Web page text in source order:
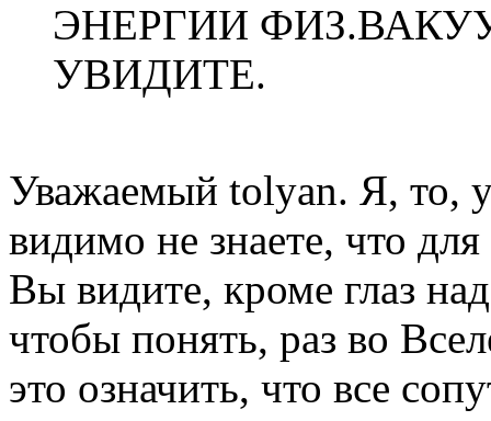
ЭНЕРГИИ
УВИДИТЕ.
Уважаемый tolyan. Я, то,
видимо не знаете, что
Вы видите, кроме глаз
чтобы понять, раз во
это означить, что все